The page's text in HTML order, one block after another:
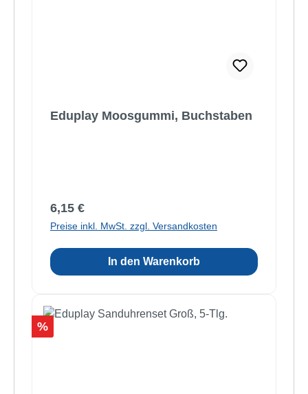
Eduplay Moosgummi, Buchstaben
Regulärer Preis:
6,15 €
Preise inkl. MwSt. zzgl. Versandkosten
In den Warenkorb
Rabatt
%